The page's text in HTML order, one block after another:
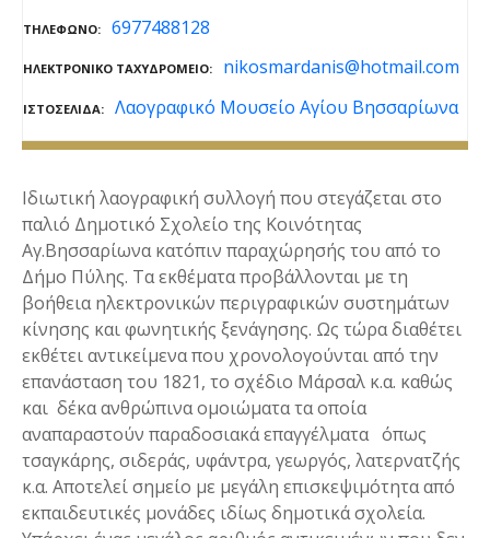
ΤΗΛΈΦΩΝΟ 6977488128
ΗΛΕΚΤΡΟΝΙΚΌ ΤΑΧΥΔΡΟΜΕΊΟ nikosmardanis@hotmail.com
ΙΣΤΟΣΕΛΊΔΑ Λαογραφικό Μουσείο Αγίου Βησσαρίωνα
Ιδιωτική λαογραφική συλλογή που στεγάζεται στο
παλιό Δημοτικό Σχολείο της Κοινότητας
Αγ.Βησσαρίωνα κατόπιν παραχώρησής του από το
Δήμο Πύλης. Τα εκθέματα προβάλλονται με τη
βοήθεια ηλεκτρονικών περιγραφικών συστημάτων
κίνησης και φωνητικής ξενάγησης. Ως τώρα διαθέτει
εκθέτει αντικείμενα που χρονολογούνται από την
επανάσταση του 1821, το σχέδιο Μάρσαλ κ.α. καθώς
και δέκα ανθρώπινα ομοιώματα τα οποία
αναπαραστούν παραδοσιακά επαγγέλματα όπως
τσαγκάρης, σιδεράς, υφάντρα, γεωργός, λατερνατζής
κ.α. Αποτελεί σημείο με μεγάλη επισκεψιμότητα από
εκπαιδευτικές μονάδες ιδίως δημοτικά σχολεία.